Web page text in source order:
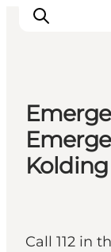
Quoi faire
Kolding
Call 112 in